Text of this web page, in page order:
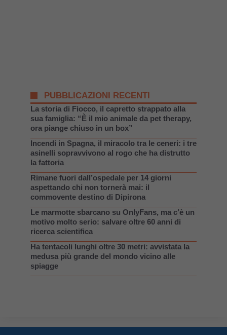
PUBBLICAZIONI RECENTI
La storia di Fiocco, il capretto strappato alla
sua famiglia: “È il mio animale da pet therapy,
ora piange chiuso in un box”
Incendi in Spagna, il miracolo tra le ceneri: i tre
asinelli sopravvivono al rogo che ha distrutto
la fattoria
Rimane fuori dall’ospedale per 14 giorni
aspettando chi non tornerà mai: il
commovente destino di Dipirona
Le marmotte sbarcano su OnlyFans, ma c’è un
motivo molto serio: salvare oltre 60 anni di
ricerca scientifica
Ha tentacoli lunghi oltre 30 metri: avvistata la
medusa più grande del mondo vicino alle
spiagge